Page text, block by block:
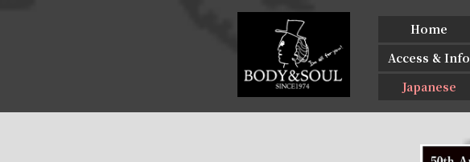
Home
Access & Info
Japanese